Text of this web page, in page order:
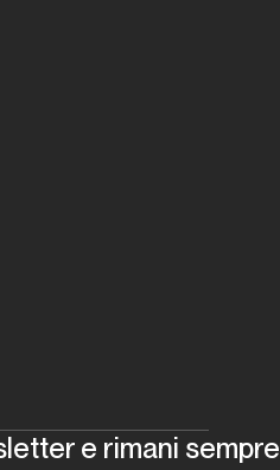
e rimani sempre